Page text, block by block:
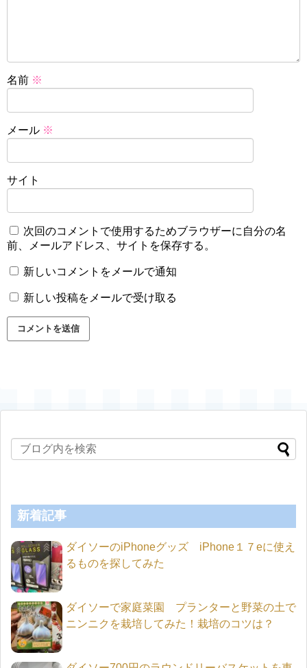
名前 ※
メール ※
サイト
次回のコメントで使用するためブラウザーに自分の名
前、メールアドレス、サイトを保存する。
新しいコメントをメールで通知
新しい投稿をメールで受け取る
新着記事
ダイソーのiPhoneグッズ iPhone１７eに使え
るものを探してみた
ダイソーで家庭菜園 プランターと野菜の土で
ニンニクを栽培してみた！栽培のコツは？